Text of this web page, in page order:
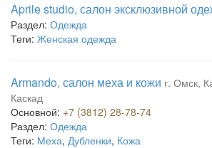
Aprile studio, салон эксклюзивной
Раздел: Одежда
Теги: Женская одежда
Armando, салон меха и кожи г. Омск,
Каскад
Основной: +7 (3812) 28-78-74
Раздел: Одежда
Теги: Меха, Дубленки, Кожа